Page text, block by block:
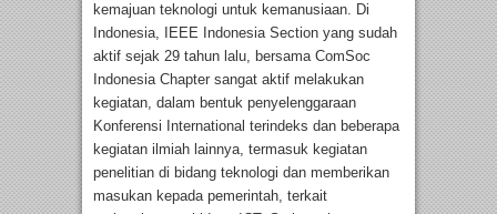
kemajuan teknologi untuk kemanusiaan. Di
Indonesia, IEEE Indonesia Section yang sudah
aktif sejak 29 tahun lalu, bersama ComSoc
Indonesia Chapter sangat aktif melakukan
kegiatan, dalam bentuk penyelenggaraan
Konferensi International terindeks dan beberapa
kegiatan ilmiah lainnya, termasuk kegiatan
penelitian di bidang teknologi dan memberikan
masukan kepada pemerintah, terkait